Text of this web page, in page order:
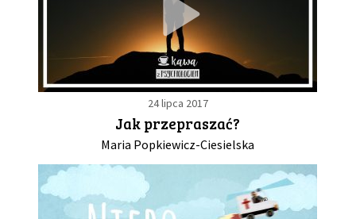
24 lipca 2017
Jak przepraszać?
Maria Popkiewicz-Ciesielska